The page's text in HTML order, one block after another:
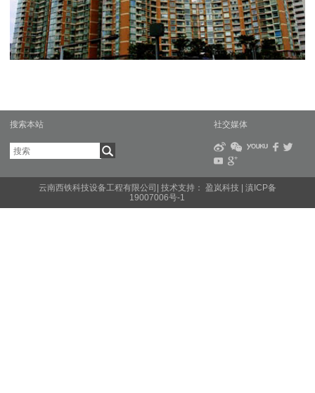
搜索本站 社交媒体
云南西铁科技设备工程有限公司| 技术支持： 盈岚科技
滇ICP备
19007006号-1